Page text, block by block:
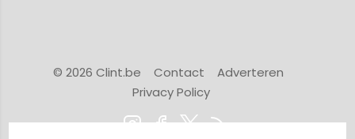
© 2026 Clint.be Contact
Adverteren
Privacy Policy